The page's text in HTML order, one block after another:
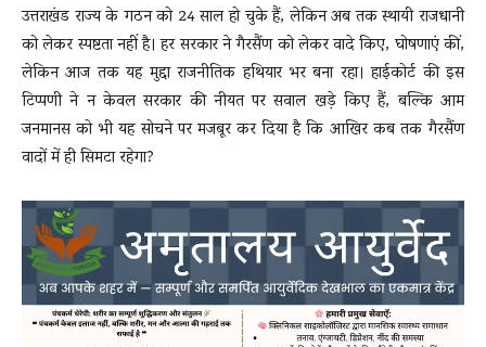
उत्तराखंड राज्य के गठन को 24 साल हो चुके हैं, लेकिन अब तक स्थायी राजधानी
को लेकर स्पष्टता नहीं है। हर सरकार ने गैरसैंण को लेकर वादे किए, घोषणाएं कीं,
लेकिन आज तक यह मुद्दा राजनीतिक हथियार भर बना रहा। हाईकोर्ट की इस
टिप्पणी ने न केवल सरकार की नीयत पर सवाल खड़े किए हैं, बल्कि आम
जनमानस को भी यह सोचने पर मजबूर कर दिया है कि आखिर कब तक गैरसैंण
वादों में ही सिमटा रहेगा?